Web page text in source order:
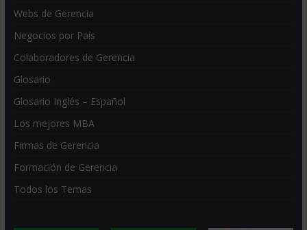
Webs de Gerencia
Negocios por País
Colaboradores de Gerencia
Glosario
Glosario Inglés – Español
Los mejores MBA
Firmas de Gerencia
Formación de Gerencia
Todos los Temas